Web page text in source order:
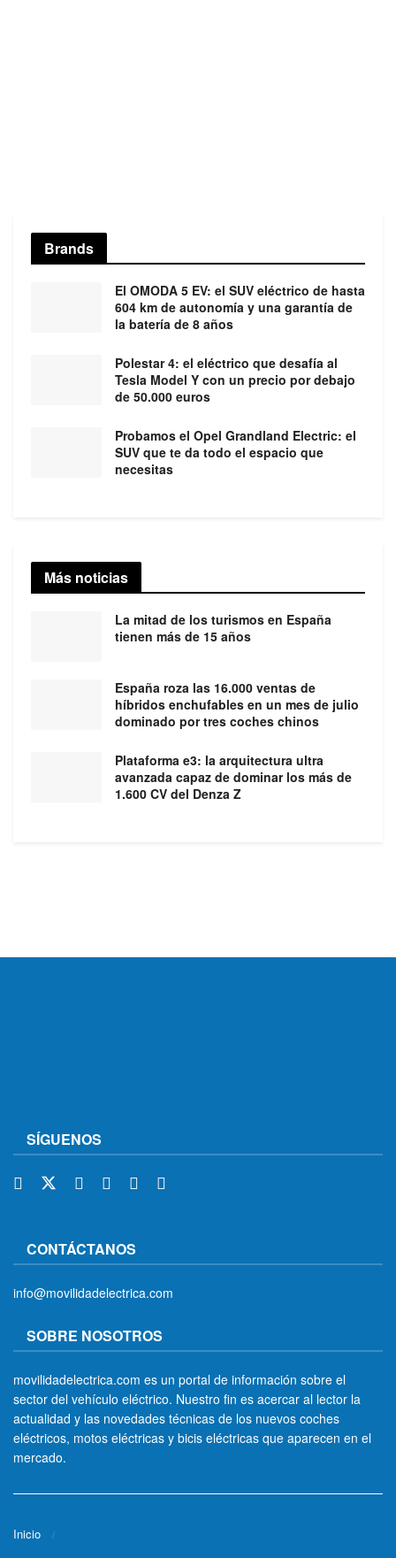
Brands
El OMODA 5 EV: el SUV eléctrico de hasta
604 km de autonomía y una garantía de
la batería de 8 años
Polestar 4: el eléctrico que desafía al
Tesla Model Y con un precio por debajo
de 50.000 euros
Probamos el Opel Grandland Electric: el
SUV que te da todo el espacio que
necesitas
Más noticias
La mitad de los turismos en España
tienen más de 15 años
España roza las 16.000 ventas de
híbridos enchufables en un mes de julio
dominado por tres coches chinos
Plataforma e3: la arquitectura ultra
avanzada capaz de dominar los más de
1.600 CV del Denza Z
SÍGUENOS
CONTÁCTANOS
info@movilidadelectrica.com
SOBRE NOSOTROS
movilidadelectrica.com es un portal de información sobre el
sector del vehículo eléctrico. Nuestro fin es acercar al lector la
actualidad y las novedades técnicas de los nuevos coches
eléctricos, motos eléctricas y bicis eléctricas que aparecen en el
mercado.
Inicio